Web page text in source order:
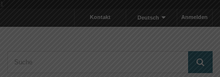
1
Anmelden
Deutsch
Kontakt